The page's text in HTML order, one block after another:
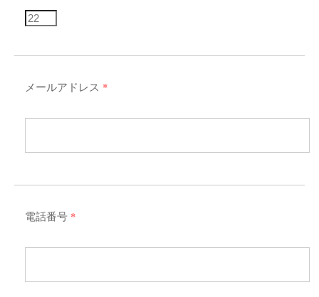
メールアドレス *
電話番号 *